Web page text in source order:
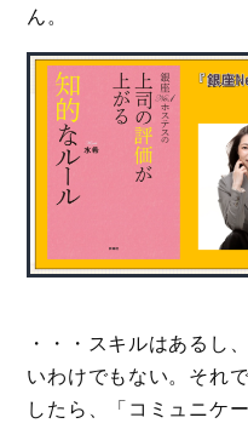
ん。
・・・スキルはあるし
いわけでもない。それ
したら、「コミュニケ